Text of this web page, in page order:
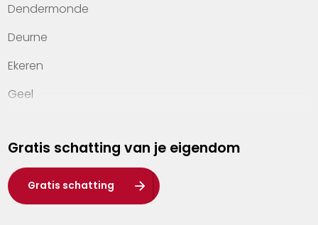
Werken bij Heylen Vastgoed
Contact
Dendermonde
Deurne
Ekeren
Geel
Hasselt
Heist-op-den-Berg
Herentals
Gratis schatting van je eigendom
Gratis schatting